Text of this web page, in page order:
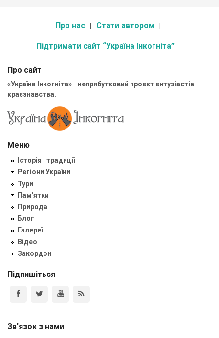
Про нас Стати автором
Підтримати сайт “Україна Інкогніта”
Про сайт
«Україна Інкогніта» - неприбутковий проект ентузіастів
краєзнавства.
Меню
Історія і традиції
Регіони України
Тури
Пам'ятки
Природа
Блог
Галереї
Відео
Закордон
Підпишіться
Зв'язок з нами